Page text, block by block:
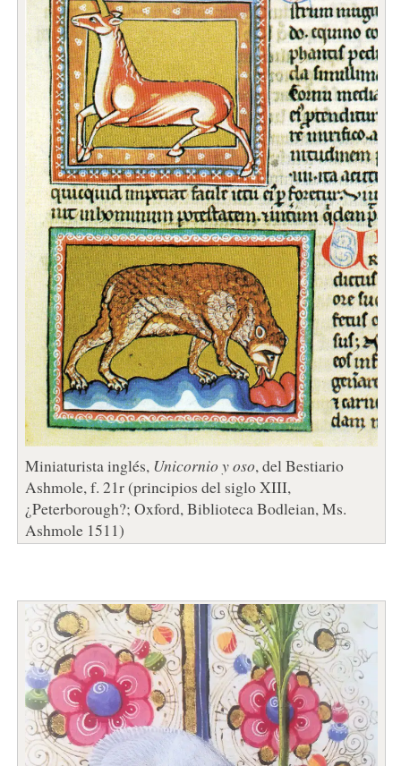
Miniaturista inglés, Unicornio y oso, del Bestiario
Ashmole, f. 21r (principios del siglo XIII,
¿Peterborough?; Oxford, Biblioteca Bodleian, Ms.
Ashmole 1511)